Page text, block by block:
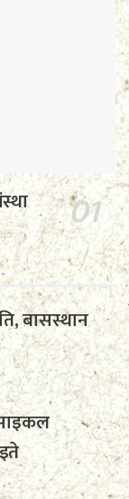
बासस्थान